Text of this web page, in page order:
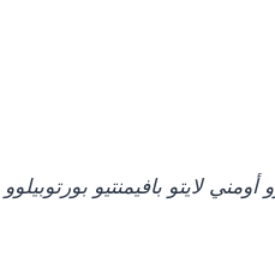
وأومني لايتو بافيمنتيو بورتوبيلوو